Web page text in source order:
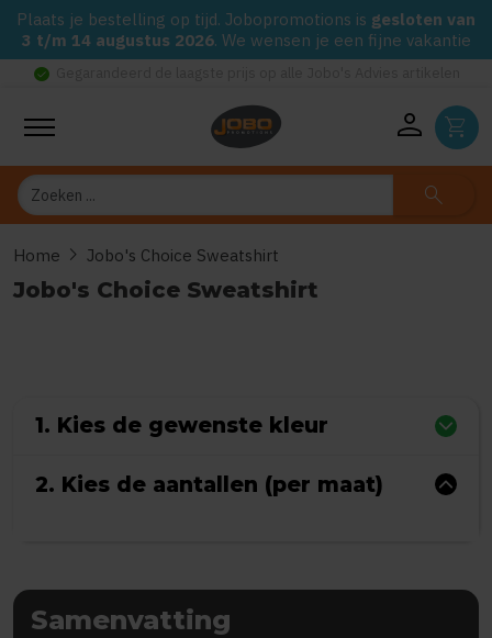
Plaats je bestelling op tijd. Jobopromotions is gesloten van
3 t/m 14 augustus 2026. We wensen je een fijne vakantie
check_circle
person shopping_cart
Zoeken search
Home chevron_right Jobo's Choice Sweatshirt
Jobo's Choice Sweatshirt
1. Kies de gewenste kleur
2. Kies de aantallen (per maat)
Samenvatting